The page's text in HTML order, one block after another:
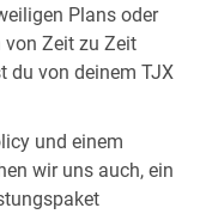
Plans oder
von Zeit zu Zeit
du von deinem TJX
und einem
wir uns auch, ein